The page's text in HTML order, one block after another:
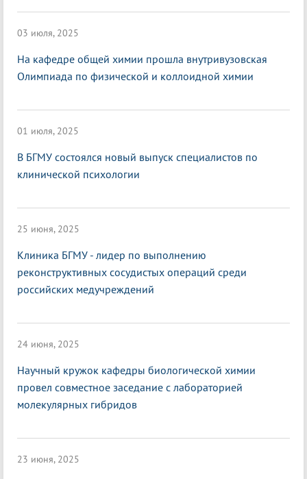
03 июля, 2025
На кафедре общей химии прошла внутривузовская
Олимпиада по физической и коллоидной химии
01 июля, 2025
В БГМУ состоялся новый выпуск специалистов по
клинической психологии
25 июня, 2025
Клиника БГМУ - лидер по выполнению
реконструктивных сосудистых операций среди
российских медучреждений
24 июня, 2025
Научный кружок кафедры биологической химии
провел совместное заседание с лабораторией
молекулярных гибридов
23 июня, 2025